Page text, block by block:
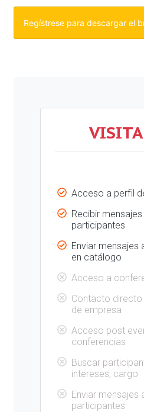
Regístrese para descargar el
Acceso a perfil
Recibir
participantes
Enviar mensajes
en catálogo
Acceso a
Contacto
de empresa
Acceso post
conferencias
Buscar
intereses, cargo
Enviar mensajes
participantes